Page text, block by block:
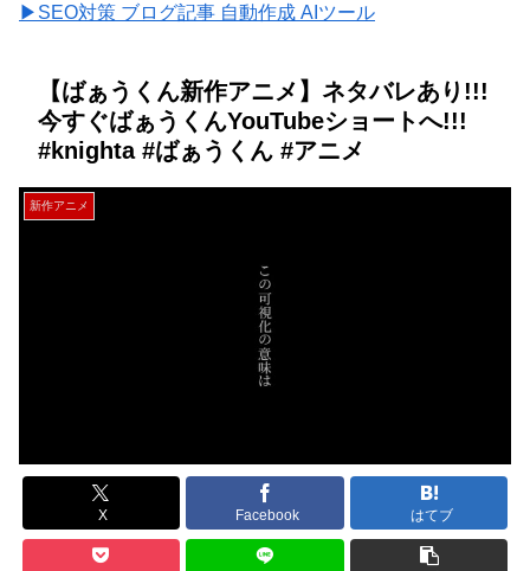
▶SEO対策 ブログ記事 自動作成 AIツール
【ばぁうくん新作アニメ】ネタバレあり!!!
今すぐばぁうくんYouTubeショートへ!!!
#knighta #ばぁうくん #アニメ
新作アニメ
X Facebook はてブ